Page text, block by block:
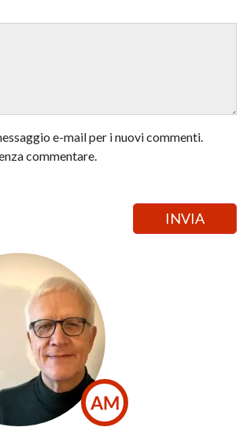
e-mail per i nuovi commenti.
commentare.
AM